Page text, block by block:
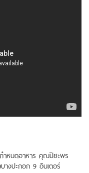
กำหนดอาหาร คุณปิยะพร
างปะกอก 9 อินเตอร์